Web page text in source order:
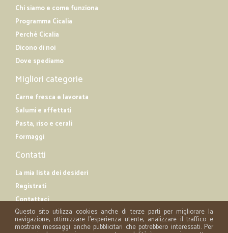
Chi siamo e come funziona
Programma Cicalia
Perché Cicalia
Dicono di noi
Dove spediamo
Migliori categorie
Carne fresca e lavorata
Salumi e affettati
Pasta, riso e cerali
Formaggi
Contatti
La mia lista dei desideri
Registrati
Contattaci
Questo sito utilizza cookies anche di terze parti per migliorare la
navigazione, ottimizzare l'esperienza utente, analizzare il traffico e
mostrare messaggi anche pubblicitari che potrebbero interessati. Per